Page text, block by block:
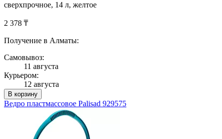
сверхпрочное, 14 л, желтое
2 378 ₸
Получение в Алматы:
Самовывоз:
11 августа
Курьером:
12 августа
В корзину
Ведро пластмассовое Palisad 929575